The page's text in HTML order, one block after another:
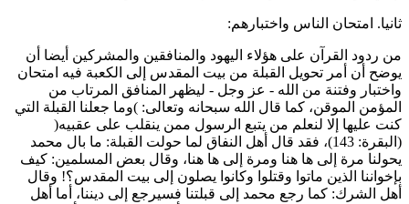
امتحان الناس واختبارهم:
ردود القرآن على هؤلاء اليهود والمنافقين والمشركين أيضا أن
أن أمر تحويل القبلة من بيت المقدس إلى الكعبة فيه امتحان
وفتنة من الله - عز وجل - ليظهر المنافق المرتاب من
الموقن، كما قال الله سبحانه وتعالى: )وما جعلنا القبلة التي
عليها إلا لنعلم من يتبع الرسول ممن ينقلب على عقبيه(
(البقرة: 143)، فقد قال أهل النفاق لما حولت القبلة: ما بال محمد
مرة إلى ها هنا ومرة إلى ها هنا، وقال بعض المسلمين: كيف
الذين ماتوا وقتلوا وكانوا يصلون إلى بيت المقدس؟! وقال
الشرك: كما رجع محمد إلى قبلتنا فسيرجع إلى ديننا، أما أهل